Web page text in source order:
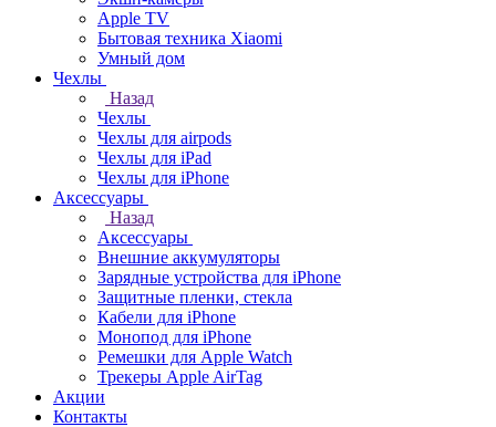
Apple TV
Бытовая техника Xiaomi
Умный дом
Чехлы
Назад
Чехлы
Чехлы для airpods
Чехлы для iPad
Чехлы для iPhone
Аксессуары
Назад
Аксессуары
Внешние аккумуляторы
Зарядные устройства для iPhone
Защитные пленки, стекла
Кабели для iPhone
Монопод для iPhone
Ремешки для Apple Watch
Трекеры Apple AirTag
Акции
Контакты